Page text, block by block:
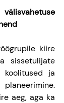
kiire
sissetulijate
koolitused ja
aeg, aga ka